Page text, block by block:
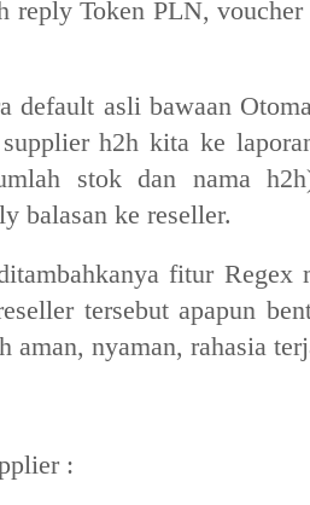
reply Token PLN,
default asli bawaan
h2h kita ke
stok dan nama
balasan ke reseller.
fitur
tersebut apapun
aman, nyaman, rahasia
: